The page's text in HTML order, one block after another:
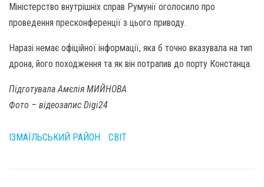
Міністерство внутрішніх справ Румунії оголосило про
проведення пресконференції з цього приводу.
Наразі немає офіційної інформації, яка б точно вказувала на тип
дрона, його походження та як він потрапив до порту Констанца.
Підготувала Амєлія МИЙНОВА
Фото – відеозапис Digi24
ІЗМАЇЛЬСЬКИЙ РАЙОН СВІТ